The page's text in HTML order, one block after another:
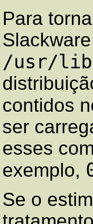
Para
/usr/
contidos
ser
esses
exemplo,
Se o